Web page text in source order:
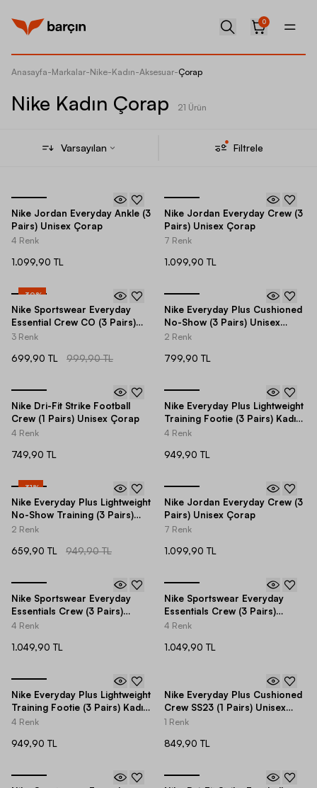
0
Anasayfa-Markalar-Nike-Kadın-Aksesuar-Çorap
Nike Kadın Çorap 21 Ürün
Varsayılan Filtrele
Nike Jordan Everyday Ankle (3
Pairs) Unisex Çorap
4 Renk
1.099,90 TL
Nike Jordan Everyday Crew (3
Pairs) Unisex Çorap
7 Renk
1.099,90 TL
-30%
Nike Sportswear Everyday
Essential Crew CO (3 Pairs)
Unisex Çorap
3 Renk
699,90 TL 999,90 TL
Nike Everyday Plus Cushioned
No-Show (3 Pairs) Unisex
Çorap
2 Renk
799,90 TL
Nike Dri-Fit Strike Football
Crew (1 Pairs) Unisex Çorap
4 Renk
749,90 TL
Nike Everyday Plus Lightweight
Training Footie (3 Pairs) Kadın
Çorap
4 Renk
949,90 TL
-31%
Nike Everyday Plus Lightweight
No-Show Training (3 Pairs)
Kadın Çorap
2 Renk
659,90 TL 949,90 TL
Nike Jordan Everyday Crew (3
Pairs) Unisex Çorap
7 Renk
1.099,90 TL
Nike Sportswear Everyday
Essentials Crew (3 Pairs)
Unisex Çorap
4 Renk
1.049,90 TL
Nike Sportswear Everyday
Essentials Crew (3 Pairs)
Unisex Çorap
4 Renk
1.049,90 TL
Nike Everyday Plus Lightweight
Training Footie (3 Pairs) Kadın
Çorap
4 Renk
949,90 TL
Nike Everyday Plus Cushioned
Crew SS23 (1 Pairs) Unisex
Çorap
1 Renk
849,90 TL